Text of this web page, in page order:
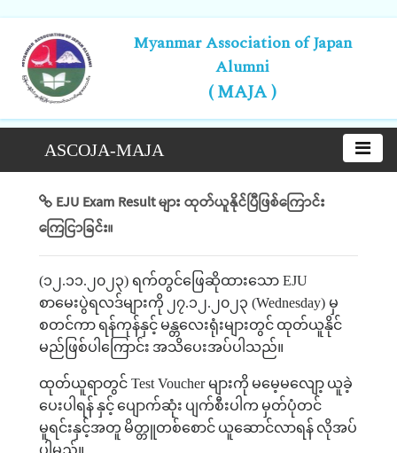
Myanmar Association of Japan
Alumni
( MAJA )
ASCOJA-MAJA
EJU Exam Result များ ထုတ်ယူနိုင်ပြီဖြစ်ကြောင်း
ကြေငြာခြင်း။
(၁၂.၁၁. ၂၀၂၃) ရက်တွင်ဖြေဆိုထားသော EJU
စာမေးပွဲရလဒ်များကို
၂၇.၁၂. ၂၀၂၃ (Wednesday) မှ
စတင်ကာ ရန်ကုန်နှင့် မန္တလေးရုံးများတွင် ထုတ်ယူနိုင်
မည်ဖြစ်ပါကြောင်း အသိပေးအပ်ပါသည်။
ထုတ်ယူရာတွင် Test Voucher များကို မမေ့မလျော့ ယူခဲ့
ပေးပါရန် နှင့် ပျောက်ဆုံး ပျက်စီးပါက မှတ်ပုံတင်
မူရင်းနှင့်အတူ မိတ္တူတစ်စောင် ယူဆောင်လာရန် လိုအပ်
ပါမည်။